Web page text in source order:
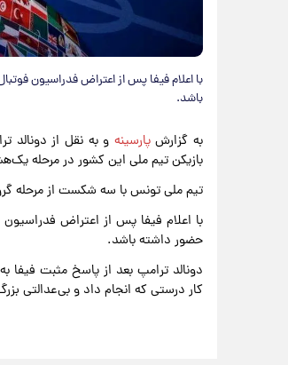
با اعلام فیفا پس از اعتراض فدراسیون
باشد.
به گزارشپارسینه و به نقل از دونالد
بازیکن تیم ملی این کشور در مرحله یک‌هشتم نهایی
تیم ملی تونس با سه شکست از مرحله گروهی جام جهانی ۲۰۲۶ کنار رفت و حالا با
با اعلام فیفا پس از اعتراض فدراسیون
حضور داشته باشد.
دونالد ترامپ بعد از پاسخ مثبت فیفا
کار درستی که انجام داد و بی‌عدالتی